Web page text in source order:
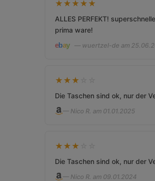
★ ★ ★ ★ ★
ALLES PERFEKT!
prima ware!
— wuertzel-de am
★ ★ ★
Die Taschen sind ok, nur der
— Nico R. am 01.01.2025
★ ★ ★
Die Taschen sind ok, nur der
— Nico R. am 09.01.2024